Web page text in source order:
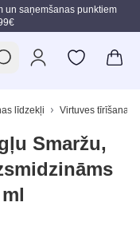
un saņemšanas punktiem
līdzekļi Virtuves tīrīšanas
Smaržu,